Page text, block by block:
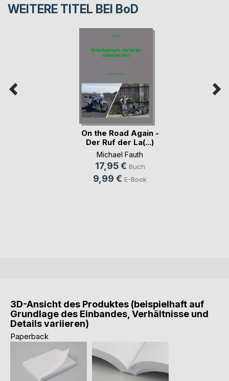
WEITERE TITEL BEI BoD
On the Road Again -
Der Ruf der La(...)
Michael Fauth
17,95 € Buch
9,99 € E-Book
3D-Ansicht des Produktes (beispielhaft auf
Grundlage des Einbandes, Verhältnisse und
Details variieren)
Paperback